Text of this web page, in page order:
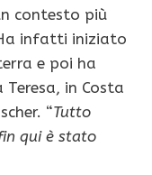
contesto più
infatti iniziato
e poi ha
in Costa
“Tutto
qui è stato